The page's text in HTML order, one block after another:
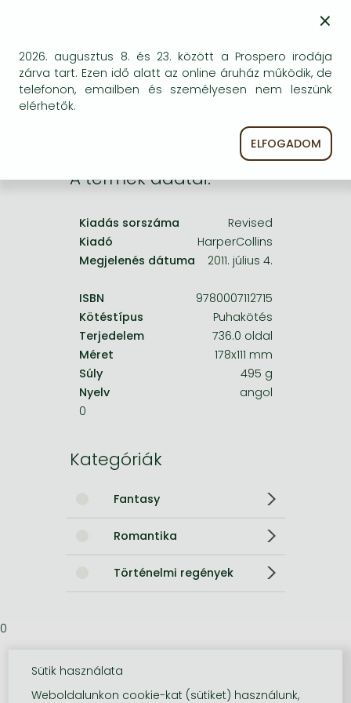
One-Punch Man manga
másik, kapható kiadást, forduljon
ügyfélszolgálatunkhoz!
A termék adatai:
Kiadás sorszáma
Revised
Kiadó
HarperCollins
Megjelenés dátuma
2011. július 4.
ISBN
9780007112715
Kötéstípus
Puhakötés
Terjedelem
736.0 oldal
Méret
178x111 mm
Súly
495 g
Nyelv
angol
0
Kategóriák
Fantasy
Romantika
Történelmi regények
0
×
2026. augusztus 8. és 23. között a Prospero irodája
zárva tart. Ezen idő alatt az online áruház működik, de
telefonon, emailben és személyesen nem leszünk
elérhetők.
ELFOGADOM
Sütik használata
Weboldalunkon cookie-kat (sütiket) használunk,